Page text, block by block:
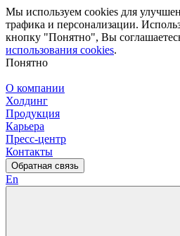
Мы используем cookies для
трафика и персонализации.
кнопку "Понятно", Вы
использования cookies.
Понятно
О компании
Холдинг
Продукция
Карьера
Пресс-центр
Контакты
Обратная связь
En